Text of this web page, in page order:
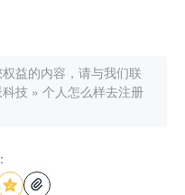
益的内容，请与我们联
科技 » 个人怎么样去注册
 